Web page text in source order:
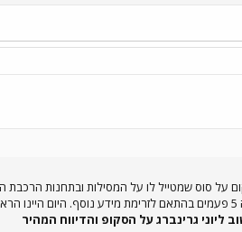
דיווח ראשון לפתוז....הדיווח הראשון שעלה לאויר בארץ. מרגע העלאת הדיווח הראשון עודכנה הכתבה 5 פעמים
ליוני גרינברג על הסקופ והדיווח המהיר